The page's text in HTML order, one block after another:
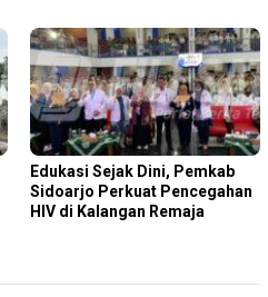
Edukasi Sejak Dini, Pemkab
Sidoarjo Perkuat Pencegahan
HIV di Kalangan Remaja